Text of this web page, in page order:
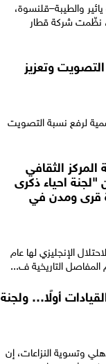
والطيبة–قلنسوة،
نظّمت شركة قطار
التصويت وتعزيز
الرسمية لرفع نسبة التصويت
في قاعة المركز الثقافي
"لجنة احياء ذكرى
قرى ومدن في
الإنجليزي لها عام
أولًا… ولجنة
وتسوية النزاعات، إن